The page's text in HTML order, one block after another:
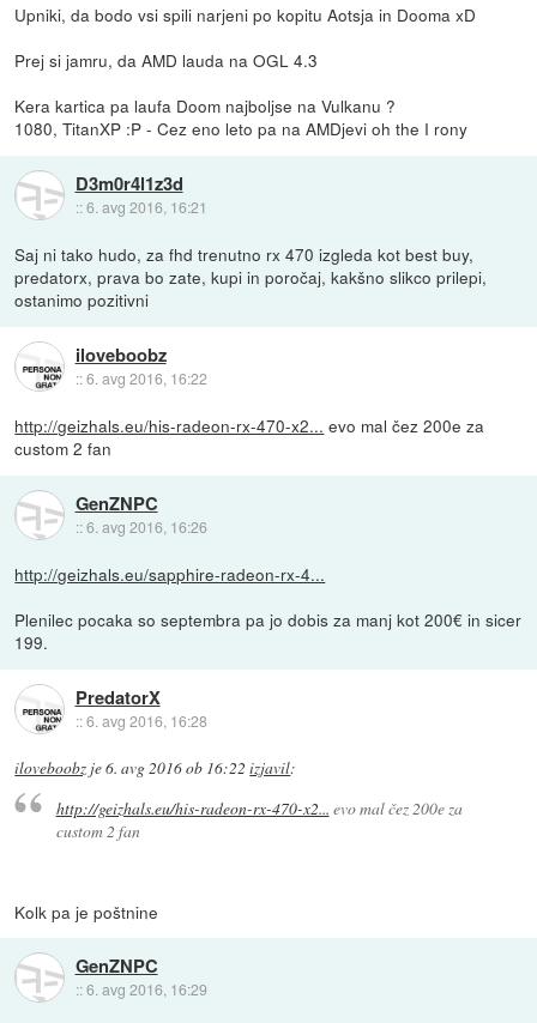
Upniki, da bodo vsi spili narjeni po kopitu Aotsja in Dooma xD
Prej si jamru, da AMD lauda na OGL 4.3
Kera kartica pa laufa Doom najboljse na Vulkanu ?
1080, TitanXP :P - Cez eno leto pa na AMDjevi oh the I rony
D3m0r4l1z3d
::6. avg 2016, 16:21
Saj ni tako hudo, za fhd trenutno rx 470 izgleda kot best buy,
predatorx, prava bo zate, kupi in poročaj, kakšno slikco prilepi,
ostanimo pozitivni
iloveboobz
::6. avg 2016, 16:22
http://geizhals.eu/his-radeon-rx-470-x2... evo mal čez 200e za
custom 2 fan
GenZNPC
::6. avg 2016, 16:26
http://geizhals.eu/sapphire-radeon-rx-4...
Plenilec pocaka so septembra pa jo dobis za manj kot 200€ in sicer
199.
PredatorX
::6. avg 2016, 16:28
iloveboobz je6. avg 2016 ob 16:22 izjavil:
http://geizhals.eu/his-radeon-rx-470-x2... evo mal čez 200e za
custom 2 fan
Kolk pa je poštnine
GenZNPC
::6. avg 2016, 16:29